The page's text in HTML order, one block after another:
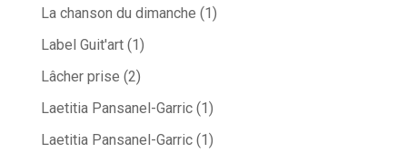
La chanson du dimanche (1)
Label Guit'art(1)
Lâcher prise (2)
Laetitia Pansanel-Garric(1)
Laetitia Pansanel-Garric(1)